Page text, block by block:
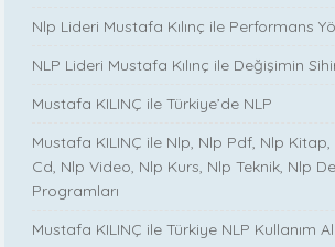
Nlp Lideri Mustafa Kılınç ile Performans
NLP Lideri Mustafa Kılınç ile Değişimin
Mustafa KILINÇ ile Türkiye’de NLP
Mustafa KILINÇ ile Nlp, Nlp Pdf, Nlp
Cd, Nlp Video, Nlp Kurs, Nlp Teknik, Nlp
Programları
Mustafa KILINÇ ile Türkiye NLP Kullanım